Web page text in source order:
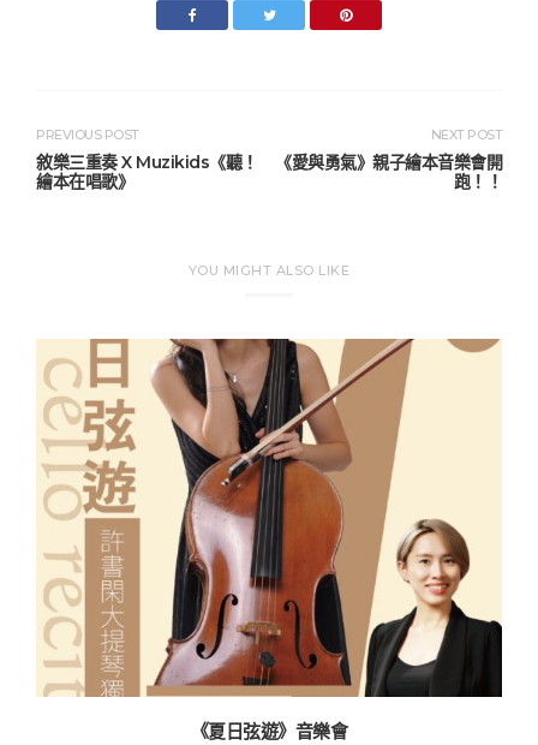
文
章
PREVIOUS POST
敘樂三重奏 X Muzikids《聽！
繪本在唱歌》
NEXT POST
《愛與勇氣》親子繪本音樂會開
跑！！
YOU MIGHT ALSO LIKE
《夏日弦遊》音樂會